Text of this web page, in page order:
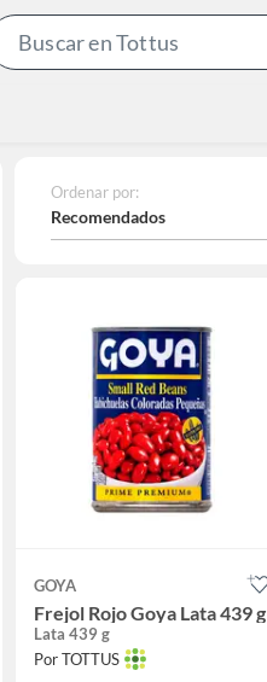
Ordenar por:
Recomendados
GOYA
Frejol Rojo Goya Lata 439 g
Lata 439 g
Por TOTTUS